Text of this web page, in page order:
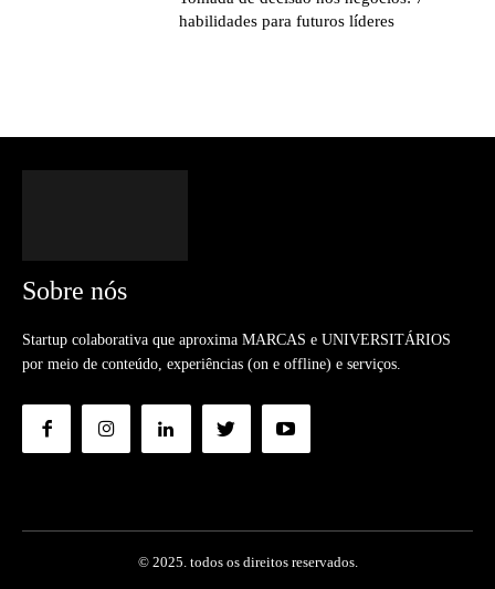
habilidades para futuros líderes
Sobre nós
Startup colaborativa que aproxima MARCAS e UNIVERSITÁRIOS
por meio de conteúdo, experiências (on e offline) e serviços.
© 2025. todos os direitos reservados.